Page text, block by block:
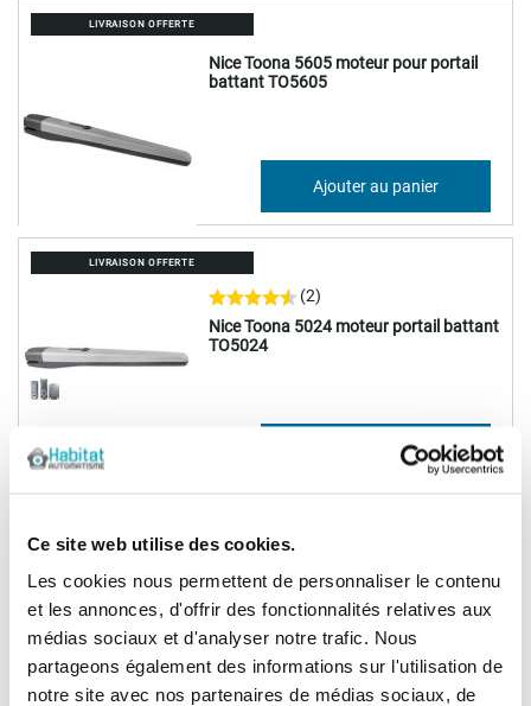
Ce site web utilise des cookies.
Les cookies nous permettent de personnaliser le contenu
et les annonces, d'offrir des fonctionnalités relatives aux
médias sociaux et d'analyser notre trafic. Nous
partageons également des informations sur l'utilisation de
notre site avec nos partenaires de médias sociaux, de
LIVRAISON OFFERTE
Nice Toona 5605 moteur pour portail
battant TO5605
Ajouter au panier
LIVRAISON OFFERTE
Nice Toona 5024 moteur portail battant
TO5024
(2)
446,78 €
Ajouter au panier
Nice Toona 4024 moteur portail lourd
TO4024
393,28 €
327,73 € Ajouter au panier